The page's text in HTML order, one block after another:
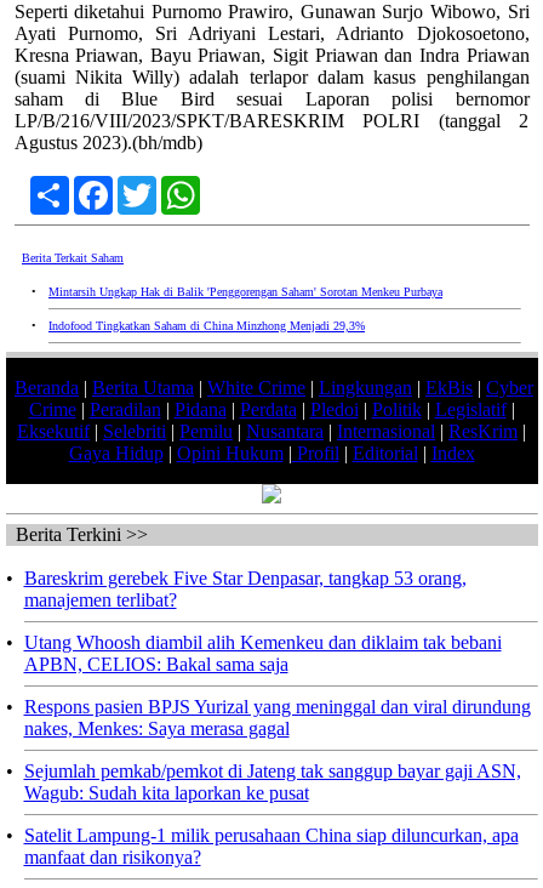
Seperti diketahui Purnomo Prawiro, Gunawan Surjo Wibowo, Sri
Ayati Purnomo, Sri Adriyani Lestari, Adrianto Djokosoetono,
Kresna Priawan, Bayu Priawan, Sigit Priawan dan Indra Priawan
(suami Nikita Willy) adalah terlapor dalam kasus penghilangan
saham di Blue Bird sesuai Laporan polisi bernomor
LP/B/216/VIII/2023/SPKT/BARESKRIM POLRI (tanggal 2
Agustus 2023).(bh/mdb)
ShareFacebook
TwitterWhatsApp
Berita Terkait Saham
• Mintarsih Ungkap Hak di Balik 'Penggorengan Saham' Sorotan Menkeu Purbaya
• Indofood Tingkatkan Saham di China Minzhong Menjadi 29,3%
Beranda | Berita Utama | White Crime | Lingkungan | EkBis | Cyber
Crime| Peradilan | Pidana | Perdata | Pledoi | Politik| Legislatif|
Eksekutif| Selebriti | Pemilu | Nusantara | Internasional | ResKrim |
Gaya Hidup| Opini Hukum| Profil | Editorial | Index
Berita Terkini >>
• Bareskrim gerebek Five Star Denpasar, tangkap 53 orang,
manajemen terlibat?
• Utang Whoosh diambil alih Kemenkeu dan diklaim tak bebani
APBN, CELIOS: Bakal sama saja
• Respons pasien BPJS Yurizal yang meninggal dan viral dirundung
nakes, Menkes: Saya merasa gagal
•
Sejumlah pemkab/pemkot di Jateng tak sanggup bayar gaji ASN,
Wagub: Sudah kita laporkan ke pusat
•
Satelit Lampung-1 milik perusahaan China siap diluncurkan, apa
manfaat dan risikonya?